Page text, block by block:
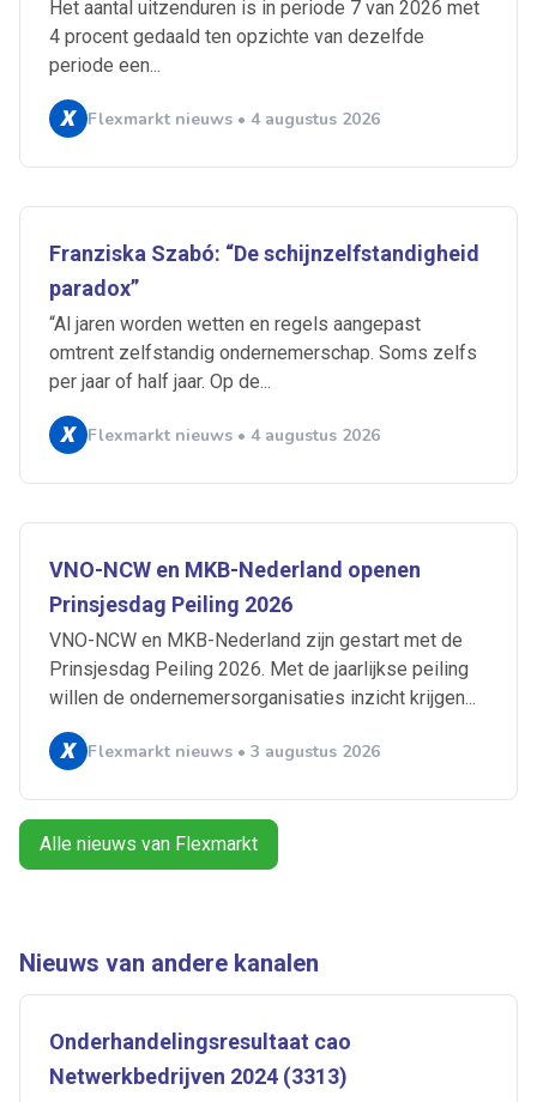
Het aantal uitzenduren is in periode 7 van 2026 met
4 procent gedaald ten opzichte van dezelfde
periode een...
Flexmarkt nieuws • 4 augustus 2026
Franziska Szabó: “De schijnzelfstandigheid
paradox”
“Al jaren worden wetten en regels aangepast
omtrent zelfstandig ondernemerschap. Soms zelfs
per jaar of half jaar. Op de...
Flexmarkt nieuws • 4 augustus 2026
VNO-NCW en MKB-Nederland openen
Prinsjesdag Peiling 2026
VNO-NCW en MKB-Nederland zijn gestart met de
Prinsjesdag Peiling 2026. Met de jaarlijkse peiling
willen de ondernemersorganisaties inzicht krijgen...
Flexmarkt nieuws • 3 augustus 2026
Alle nieuws van Flexmarkt
Nieuws van andere kanalen
Onderhandelingsresultaat cao
Netwerkbedrijven 2024 (3313)
Ontvang vacatures direct in
je mailbox
Alerts ontvangen
Artikelen zoeken
Alles Ingezonden ABU
Bureau Cicero
Doorzaam
Flexmarkt Flexnieuws
NBBU
Normering Arbeid